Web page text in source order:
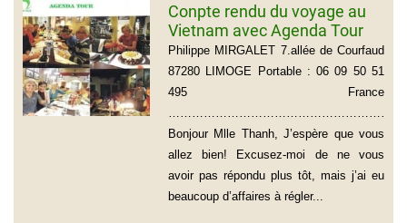
Conpte rendu du voyage au
Vietnam avec Agenda Tour
du groupe de Mr Philippe
MIRGALET (15 personnes)
Philippe MIRGALET 7.allée de Courfaud
87280 LIMOGE Portable : 06 09 50 51
495 France
Bonjour Mlle Thanh, J’espère que vous
allez bien! Excusez-moi de ne vous
avoir pas répondu plus tôt, mais j’ai eu
beaucoup d’affaires à régler...